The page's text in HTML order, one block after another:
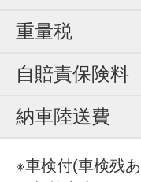
重量税
自賠責保険料
納車陸送費
※車検付(車検残